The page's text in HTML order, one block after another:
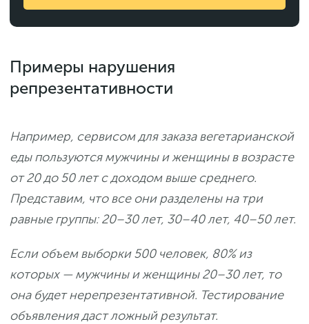
Примеры нарушения
репрезентативности
Например, сервисом для заказа вегетарианской
еды пользуются мужчины и женщины в возрасте
от 20 до 50 лет с доходом выше среднего.
Представим, что все они разделены на три
равные группы: 20–30 лет, 30–40 лет, 40–50 лет.
Если объем выборки 500 человек, 80% из
которых — мужчины и женщины 20–30 лет, то
она будет нерепрезентативной. Тестирование
объявления даст ложный результат.